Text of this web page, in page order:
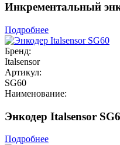
Инкрементальный
Подробнее
Бренд:
Italsensor
Артикул:
SG60
Наименование:
Энкодер Italsensor
Подробнее